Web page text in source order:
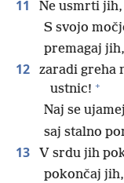
11 Ne usmrti
S svojo
premagaj
12
zaradi greha
ustnic! +
Naj se
saj stalno
13 V srdu jih
pokončaj